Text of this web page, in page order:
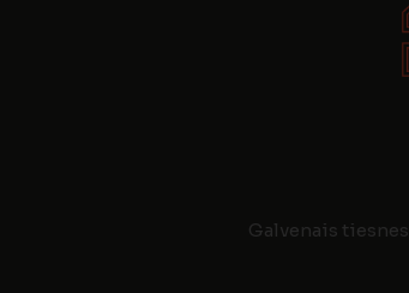
Galvenais